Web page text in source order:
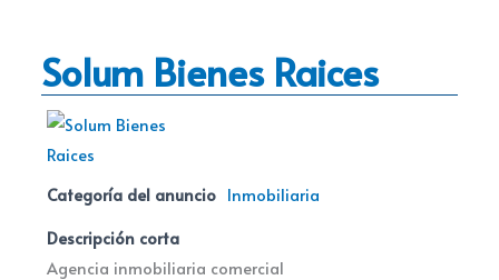
Solum Bienes Raices
Categoría del anuncio Inmobiliaria
Descripción corta
Agencia inmobiliaria comercial